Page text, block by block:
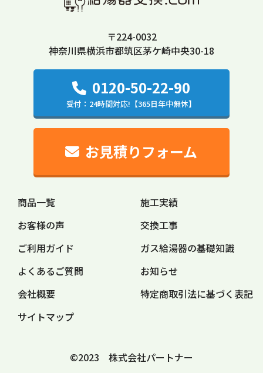
〒224-0032
神奈川県横浜市都筑区茅ケ崎中央30-18
0120-50-22-90
受付：24時間対応!【365日年中無休】
お見積りフォーム
商品一覧
施工実績
お客様の声
交換工事
ご利用ガイド
ガス給湯器の基礎知識
よくあるご質問
お知らせ
会社概要
特定商取引法に基づく表記
サイトマップ
©2023 株式会社パートナー